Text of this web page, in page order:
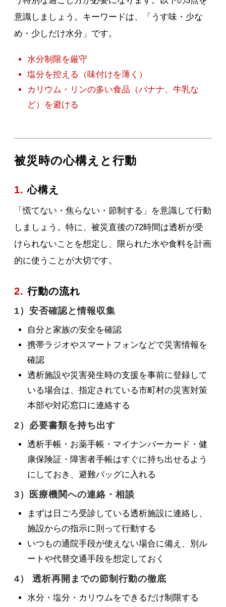
意識しましょう。キーワードは、「うす味・少な
め・少しだけ水分」です。
水分制限を厳守
塩分を控える（味付けを薄く）
カリウム・リンの多い食品（バナナ、牛乳な
ど）を避ける
被災時の心構えと行動
1. 心構え
「慌てない・焦らない・節制する」を意識して行動
しましょう。特に、被災直後の72時間は透析が受
けられないことを想定し、限られた水や食料を計画
的に使うことが大切です。
2. 行動の流れ
1）安否確認と情報収集
自分と家族の安全を確認
携帯ラジオやスマートフォンなどで災害情報を
確認
透析施設や災害発生時の支援を事前に登録して
いる場合は、指定されている市町村の災害対策
本部や対応窓口に連絡する
2）必要書類を持ち出す
透析手帳・お薬手帳・マイナンバーカード・健
康保険証・障害者手帳はすぐに持ち出せるよう
にしておき、避難バッグに入れる
3）医療機関への連絡・相談
まずは日ごろ受診している透析施設に連絡し、
施設からの指示に則って行動する
いつもの通院手段が使えない場合に備え、別ル
ートや代替交通手段を想定しておく
4） 透析再開までの節制行動の徹底
水分・塩分・カリウムをできるだけ制限する